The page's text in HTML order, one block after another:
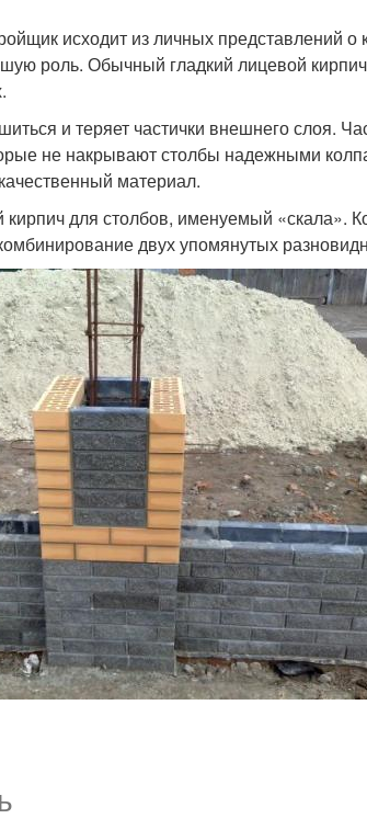
исходит из личных представлений о
роль. Обычный гладкий лицевой
и теряет частички внешнего слоя.
не накрывают столбы надежными
материал.
для столбов, именуемый «скала».
двух упомянутых